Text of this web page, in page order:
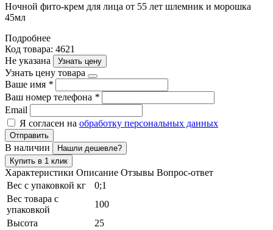
Ночной фито-крем для лица от 55 лет шлемник и морошка
45мл
Подробнее
Код товара: 4621
Не указана
Узнать цену
Узнать цену товара
Ваше имя *
Ваш номер телефона *
Email
Я согласен на обработку персональных данных
Отправить
В наличии
Нашли дешевле?
Купить в 1 клик
Характеристики Описание Отзывы Вопрос-ответ
Вес с упаковкой кг
0;1
Вес товара с
упаковкой
100
Высота
25